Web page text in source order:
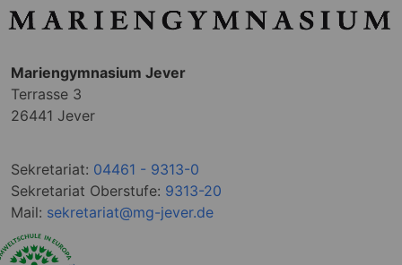
Mariengymnasium Jever
Terrasse 3
26441 Jever
Sekretariat: 04461 - 9313-0
Sekretariat Oberstufe: 9313-20
Mail: sekretariat@mg-jever.de